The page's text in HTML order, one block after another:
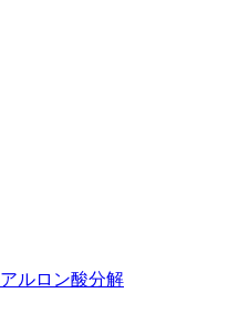
ルロン酸分解